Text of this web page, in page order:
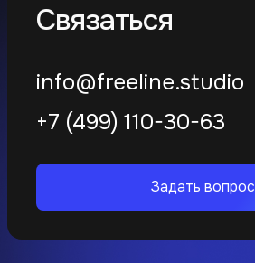
Связаться
info@freeline.studio
+7 (499) 110-30-63
Задать вопрос